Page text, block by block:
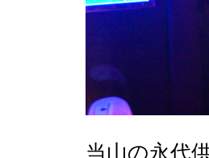
当山の永代